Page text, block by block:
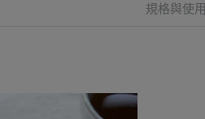
規格與使